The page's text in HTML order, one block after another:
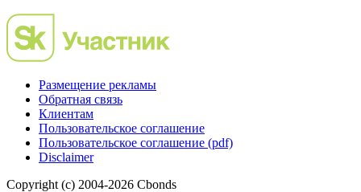
Размещение рекламы
Обратная связь
Клиентам
Пользовательское соглашение
Пользовательское соглашение (pdf)
Disclaimer
Copyright (c) 2004-2026 Cbonds